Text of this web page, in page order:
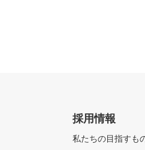
採用情報
私たちの目指すも